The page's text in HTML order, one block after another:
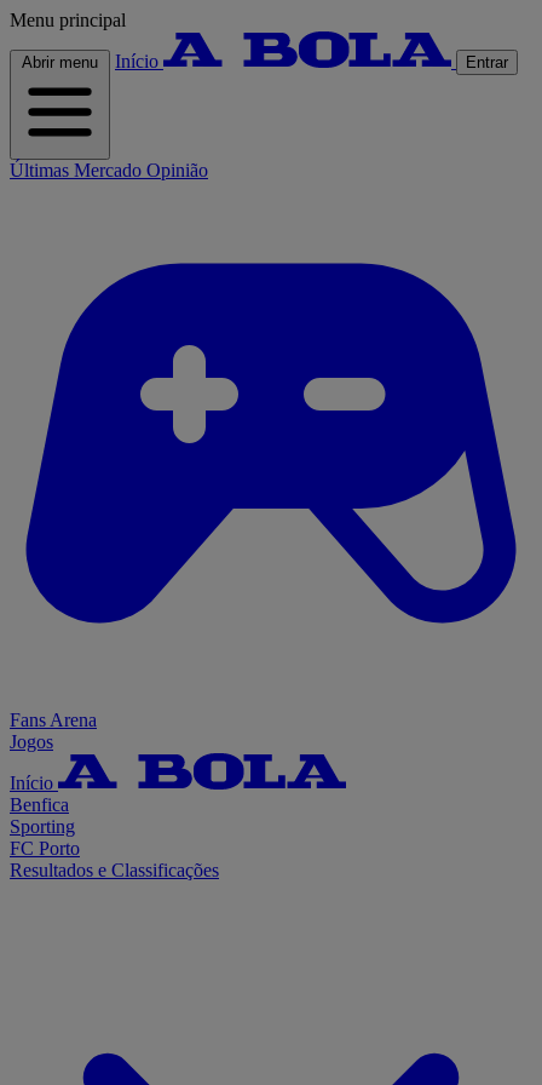
Menu principal
Abrir menu Início Entrar
Últimas Mercado Opinião
Fans Arena
Jogos
Início
Benfica
Sporting
FC Porto
Resultados e Classificações